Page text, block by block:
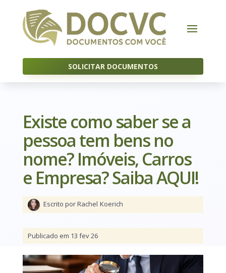
SOLICITAR DOCUMENTOS
Existe como saber se a
pessoa tem bens no
nome? Imóveis, Carros
e Empresa? Saiba AQUI!
Escrito por Rachel Koerich
Publicado em 13 fev 26